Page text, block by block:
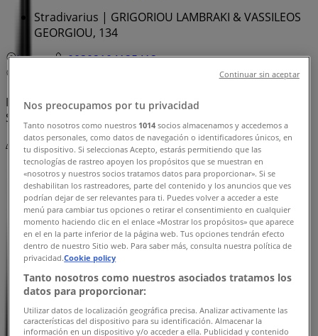
Stradivarius | GRIGORIOU LAMBRAKI & VASSILEOS
GEORGIOU, 134
Χάρτης
00302104125412
Πρόκειται να δημοσιεύσουμε προσφορές από
Stradivarius
Διαφημίσεις
Nos preocupamos por tu privacidad
Tanto nosotros como nuestros 1014 socios almacenamos y accedemos a
datos personales, como datos de navegación o identificadores únicos, en
tu dispositivo. Si seleccionas Acepto, estarás permitiendo que las
tecnologías de rastreo apoyen los propósitos que se muestran en
«nosotros y nuestros socios tratamos datos para proporcionar». Si se
deshabilitan los rastreadores, parte del contenido y los anuncios que ves
podrían dejar de ser relevantes para ti. Puedes volver a acceder a este
menú para cambiar tus opciones o retirar el consentimiento en cualquier
momento haciendo clic en el enlace «Mostrar los propósitos» que aparece
en el en la parte inferior de la página web. Tus opciones tendrán efecto
dentro de nuestro Sitio web. Para saber más, consulta nuestra política de
privacidad.Cookie policy
Tanto nosotros como nuestros asociados tratamos los
datos para proporcionar:
Utilizar datos de localización geográfica precisa. Analizar activamente las
características del dispositivo para su identificación. Almacenar la
información en un dispositivo y/o acceder a ella. Publicidad y contenido
Continuar sin aceptar